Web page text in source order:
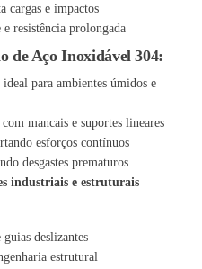
cargas e impactos
resistência prolongada
de Aço Inoxidável 304:
ideal para ambientes úmidos e
mancais e suportes lineares
esforços contínuos
desgastes prematuros
industriais e estruturais
deslizantes
estrutural